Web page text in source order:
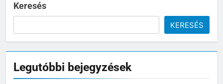
Keresés
KERESÉS
Legutóbbi bejegyzések